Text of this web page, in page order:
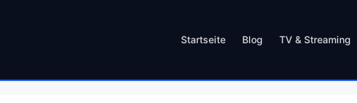
Startseite Blog TV & Streaming